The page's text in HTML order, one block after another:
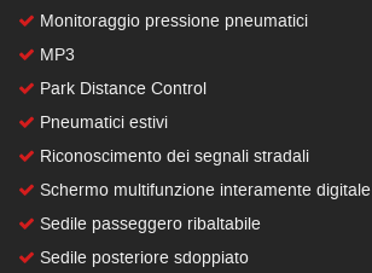
Monitoraggio pressione pneumatici
MP3
Park Distance Control
Pneumatici estivi
Riconoscimento dei segnali stradali
Schermo multifunzione interamente digitale
Sedile passeggero ribaltabile
Sedile posteriore sdoppiato